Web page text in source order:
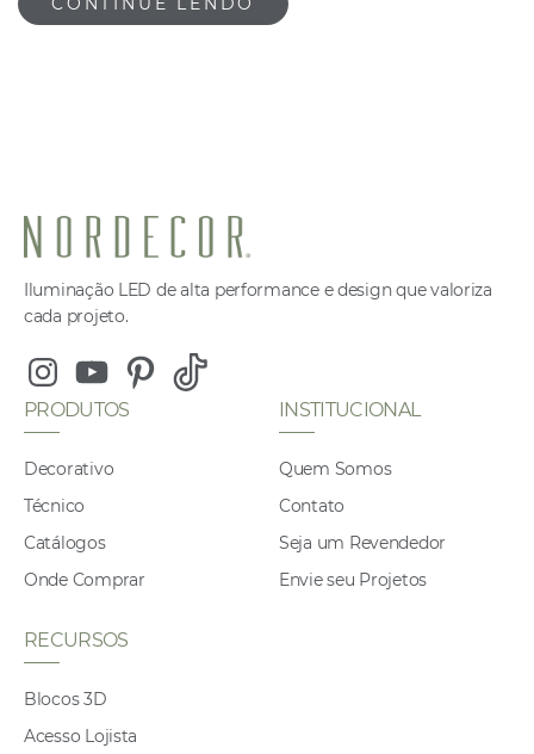
Iluminação LED de alta performance e design que valoriza
cada projeto.
InstagramYoutubePinterest
Tiktok
PRODUTOS
Decorativo
Técnico
Catálogos
Onde Comprar
INSTITUCIONAL
Quem Somos
Contato
Seja um Revendedor
Envie seu Projetos
RECURSOS
Blocos 3D
Acesso Lojista